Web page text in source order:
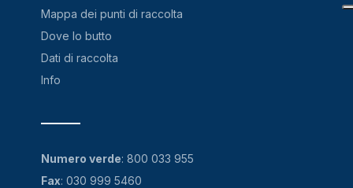
Mappa dei punti di raccolta
Dove lo butto
Dati di raccolta
Info
Numero verde: 800 033 955
Fax: 030 999 5460